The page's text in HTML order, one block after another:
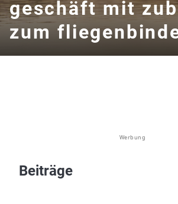
geschäft mit
zum
Werbung
Beiträge